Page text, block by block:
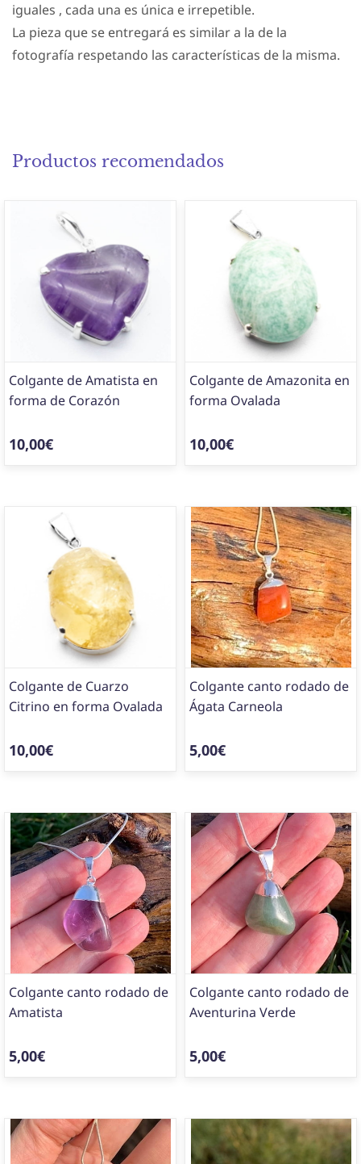
iguales , cada una es única e irrepetible.
La pieza que se entregará es similar a la de la
fotografía respetando las características de la misma.
Productos recomendados
Colgante de Amatista en
forma de Corazón
10,00€
Colgante de Amazonita en
forma Ovalada
10,00€
Colgante de Cuarzo
Citrino en forma Ovalada
10,00€
Colgante canto rodado de
Ágata Carneola
5,00€
Colgante canto rodado de
Amatista
5,00€
Colgante canto rodado de
Aventurina Verde
5,00€